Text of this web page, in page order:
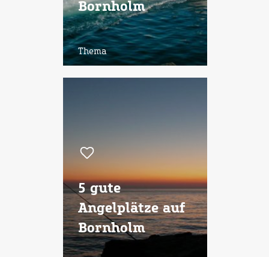
Bornholm
Thema
5 gute
Angelplätze auf
Bornholm